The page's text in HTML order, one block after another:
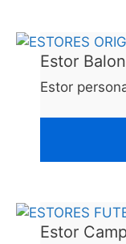
Estor
Estor
Estor